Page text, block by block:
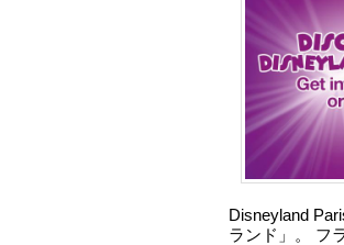
Disneyland
ランド」。 フ